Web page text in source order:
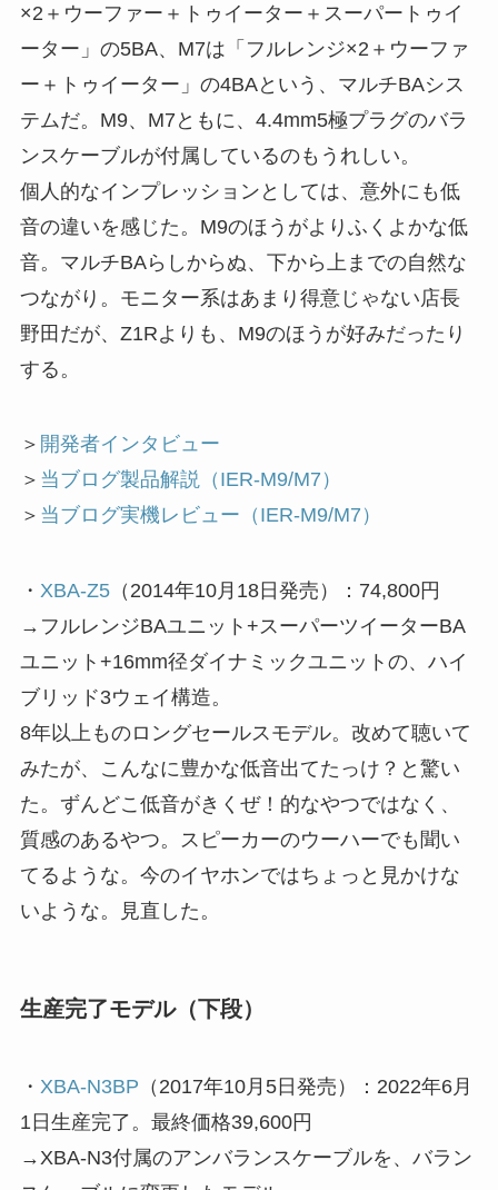
×2＋ウーファー＋トゥイーター＋スーパートゥイ
ーター」の5BA、M7は「フルレンジ×2＋ウーファ
ー＋トゥイーター」の4BAという、マルチBAシス
テムだ。M9、M7ともに、4.4mm5極プラグのバラ
ンスケーブルが付属しているのもうれしい。
個人的なインプレッションとしては、意外にも低
音の違いを感じた。M9のほうがよりふくよかな低
音。マルチBAらしからぬ、下から上までの自然な
つながり。モニター系はあまり得意じゃない店長
野田だが、Z1Rよりも、M9のほうが好みだったり
する。
＞ 開発者インタビュー
＞ 当ブログ製品解説（IER-M9/M7）
＞ 当ブログ実機レビュー（IER-M9/M7）
・ XBA-Z5（2014年10月18日発売）：74,800円
→フルレンジBAユニット+スーパーツイーターBA
ユニット+16mm径ダイナミックユニットの、ハイ
ブリッド3ウェイ構造。
8年以上ものロングセールスモデル。改めて聴いて
みたが、こんなに豊かな低音出てたっけ？と驚い
た。ずんどこ低音がきくぜ！的なやつではなく、
質感のあるやつ。スピーカーのウーハーでも聞い
てるような。今のイヤホンではちょっと見かけな
いような。見直した。
生産完了モデル（下段）
・ XBA-N3BP （2017年10月5日発売）：2022年6月
1日生産完了。最終価格39,600円
→XBA-N3付属のアンバランスケーブルを、バラン